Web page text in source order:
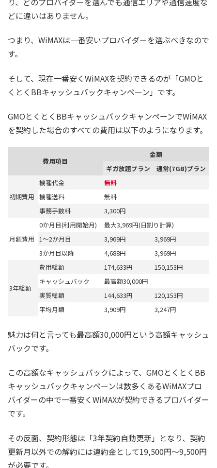
どに違いはありません。
つまり、WiMAXは一番安いプロバイダーを選ぶべきなので
す。
そして、現在一番安くWiMAXを契約できるのが「GMOと
くとくBBキャッシュバックキャンペーン」です。
GMOとくとくBBキャッシュバックキャンペーンでWiMAX
を契約した場合のすべての費用は以下のようになります。
費用項目
金額
ギガ放題プラン
通常(7GB)プラン
初期費用
機種代金
無料
機種送料
無料
事務手数料
3,300円
月額費用
0か月目(利用開始月)
最大3,969円(日割り計算)
1～2か月目
3,969円
3,969円
3か月目以降
4,688円 3,969円
3年総額
費用総額 174,633円
150,153円
キャッシュバック
最高額30,000円
実質総額
144,633円
120,153円
平均月額
3,909円 3,247円
魅力は何と言っても最高額30,000円という高額キャッシュ
バックです。
この高額なキャッシュバックによって、GMOとくとくBB
キャッシュバックキャンペーンは数多くあるWiMAXプロ
バイダーの中で一番安くWiMAXが契約できるプロバイダー
です。
その反面、契約形態は「3年契約自動更新」となり、契約
更新月以外での解約には違約金として19,500円～9,500円
が必要です。